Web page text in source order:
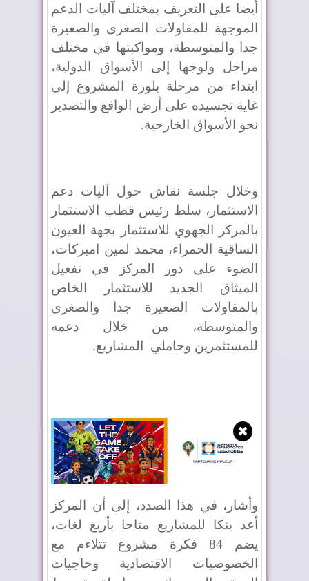
أيضا على التعريف بمختلف آليات الدعم
الموجهة للمقاولات الصغرى والصغيرة
جدا والمتوسطة، ومواكبتها في مختلف
مراحل ولوجها إلى الأسواق الدولية،
ابتداء من مرحلة بلورة المشروع إلى
غاية تجسيده على أرض الواقع والتصدير
نحو الأسواق الخارجية.
وخلال جلسة نقاش حول آليات دعم
الاستثمار، سلط رئيس قطب الاستثمار
بالمركز الجهوي للاستثمار بجهة العيون
الساقية الحمراء، محمد لمين امبركات،
الضوء على دور المركز في تفعيل
الميثاق الجديد للاستثمار الخاص
بالمقاولات الصغيرة جدا والصغرى
والمتوسطة، من خلال دعمه
للمستثمرين وحاملي
المشاريع.
✖
وأشار، في هذا الصدد، إلى أن المركز
أعد بنكا للمشاريع متاحا بأربع لغات،
يضم 84 فكرة مشروع تتلاءم مع
الخصوصيات الاقتصادية وحاجيات